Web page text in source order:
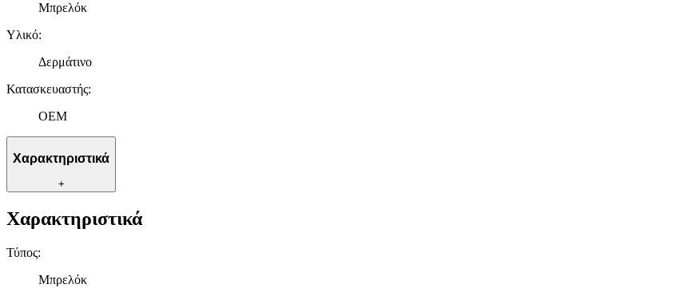
Μπρελόκ
Υλικό:
Δερμάτινο
Κατασκευαστής:
OEM
Χαρακτηριστικά
+
Χαρακτηριστικά
Τύπος:
Μπρελόκ